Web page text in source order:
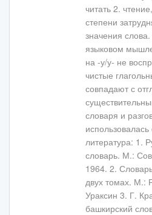
читать 2.
степени
значения
языковом
на -у/у- не
чистые
совпадают с
словаря и
литература: 1.
словарь. М.:
1964. 2.
двух томах. М.:
Ураксин 3. Г.
башкирский